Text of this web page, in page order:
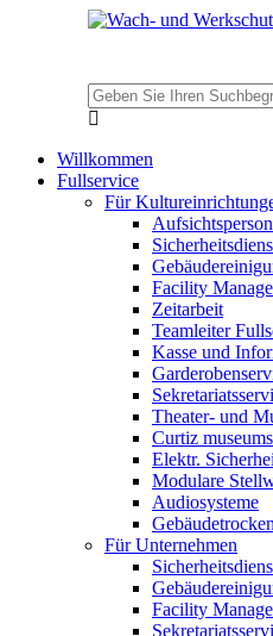
Willkommen
Fullservice
Für
Facility
Zeitarbeit
Teamleiter
Kasse und
Theater- und
Curtiz
Elektr.
Modulare
Audiosysteme
Für Unternehmen
Facility